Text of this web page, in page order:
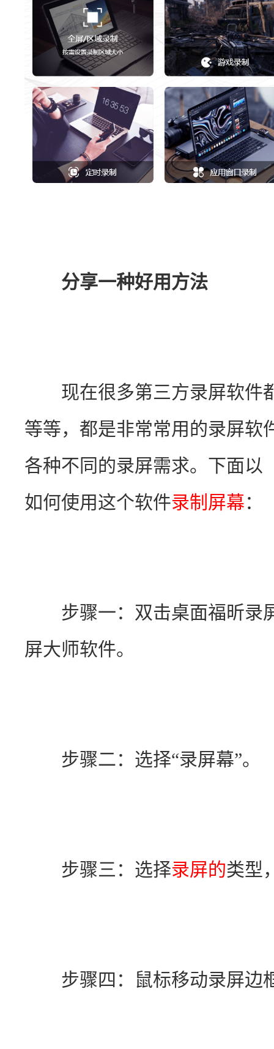
分享一种好用方法
现在很多第三方录屏软件
等等，都是非常常用的录屏软
各种不同的录屏需求。下面以
如何使用这个软件录制屏幕：
步骤一：双击桌面福昕录
屏大师软件。
步骤二：选择“录屏幕”。
步骤三：选择录屏的类型
步骤四：鼠标移动录屏边